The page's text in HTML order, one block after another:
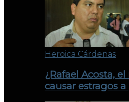
Heroica Cárdenas
¿Rafael Acosta,
causar estragos